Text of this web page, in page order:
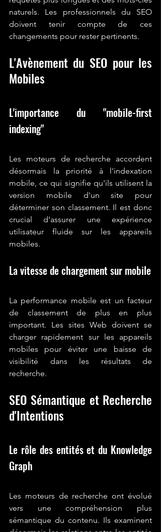
naturels. Les professionnels du SEO
doivent tenir compte de ces
changements pour rester pertinents.
L'Avènement du SEO pour les
Mobiles
L'importance du "mobile-first
indexing"
Les moteurs de recherche accordent
désormais la priorité à l'indexation
mobile, ce qui signifie qu'ils utilisent la
version mobile d'un site pour
déterminer son classement. Il est donc
crucial d'assurer une expérience
utilisateur fluide sur les appareils
mobiles.
La vitesse de chargement sur mobile
La performance mobile est un facteur
de classement de plus en plus
important. Les sites Web doivent se
charger rapidement sur les appareils
mobiles pour éviter une baisse de
visibilité dans les résultats de
recherche.
SEO Sémantique et Recherche
d'Intentions
Le rôle des entités et du Knowledge
Graph
Les moteurs de recherche ont évolué
vers une compréhension plus
sémantique du contenu. Ils examinent